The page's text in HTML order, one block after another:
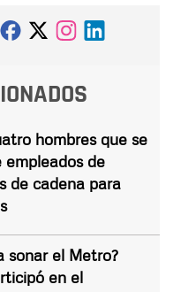
hombres que se
empleados de
de cadena para
sonar el Metro?
en el